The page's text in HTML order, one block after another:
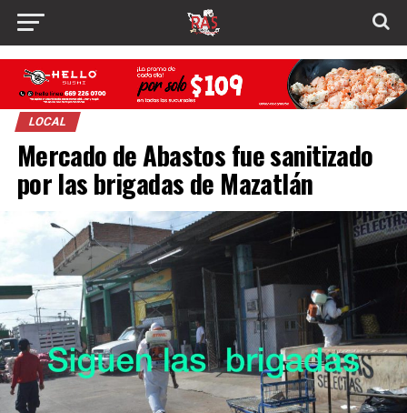
LOCAL
Mercado de Abastos fue sanitizado
por las brigadas de Mazatlán